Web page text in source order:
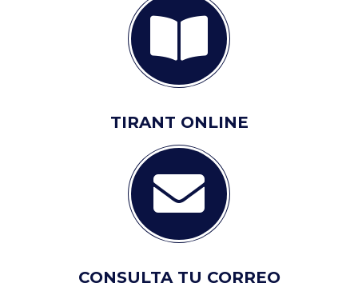
TIRANT ONLINE
CONSULTA TU CORREO